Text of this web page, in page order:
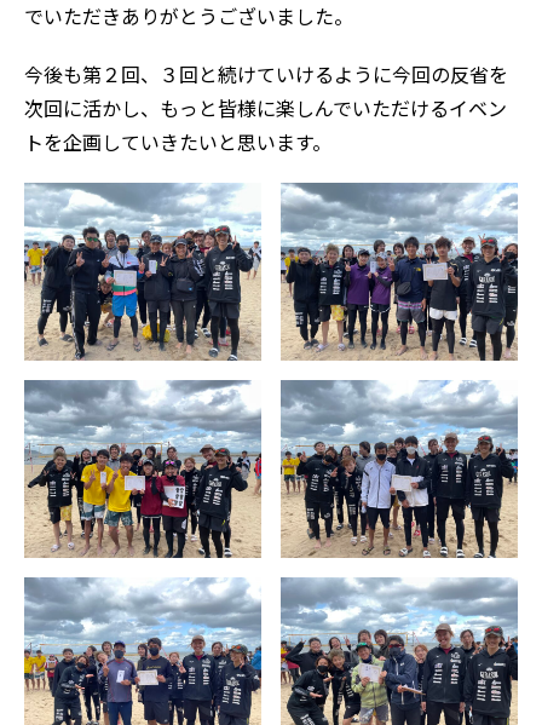
でいただきありがとうございました。
今後も第２回、３回と続けていけるように今回の反省を
次回に活かし、もっと皆様に楽しんでいただけるイベン
トを企画していきたいと思います。